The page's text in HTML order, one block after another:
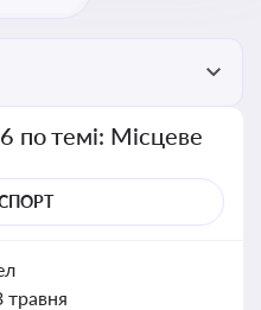
по темі: Місцеве
травня